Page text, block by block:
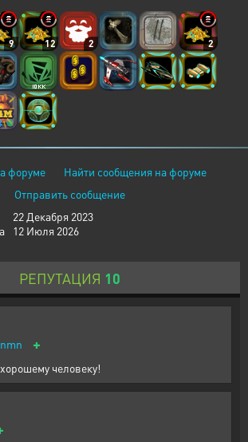
9 12 2 2
форуме
Найти сообщения на форуме
Отправить сообщение
22 Декабря 2023
12 Июля 2026
РЕПУТАЦИЯ 10
+
человеку!